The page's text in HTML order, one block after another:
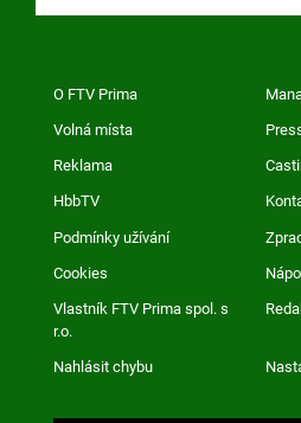
O FTV Prima
Volná místa
Reklama
HbbTV
Podmínky užívání
Cookies
Vlastník FTV Prima spol. s
r.o.
Nahlásit chybu